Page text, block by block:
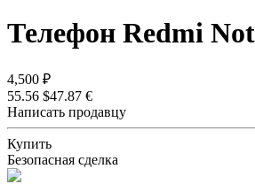
Телефон Redmi
4,500 ₽
55.56 $47.87 €
Написать продавцу
Купить
Безопасная сделка